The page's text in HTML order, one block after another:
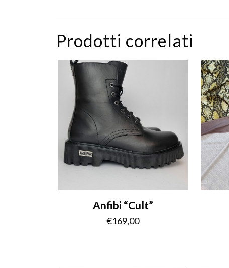
Prodotti correlati
Anfibi “Cult”
€169,00